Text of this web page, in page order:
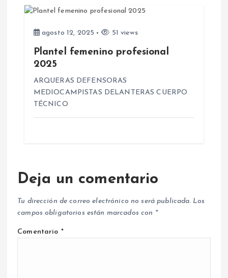
agosto 12, 2025 51 views
Plantel femenino profesional
2025
ARQUERAS DEFENSORAS
MEDIOCAMPISTAS DELANTERAS CUERPO
TÉCNICO
Deja un comentario
Tu dirección de correo electrónico no será publicada. Los
campos obligatorios están marcados con *
Comentario *